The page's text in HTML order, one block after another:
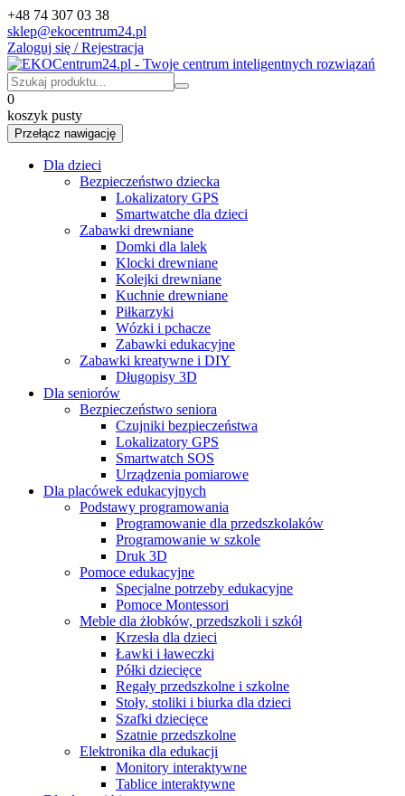
+48 74 307 03 38
sklep@ekocentrum24.pl
Zaloguj się / Rejestracja
0
koszyk pusty
Przełącz nawigację
Dla dzieci
Bezpieczeństwo dziecka
Lokalizatory GPS
Smartwatche dla dzieci
Zabawki drewniane
Domki dla lalek
Klocki drewniane
Kolejki drewniane
Kuchnie drewniane
Piłkarzyki
Wózki i pchacze
Zabawki edukacyjne
Zabawki kreatywne i DIY
Długopisy 3D
Dla seniorów
Bezpieczeństwo seniora
Czujniki bezpieczeństwa
Lokalizatory GPS
Smartwatch SOS
Urządzenia pomiarowe
Dla placówek edukacyjnych
Podstawy programowania
Programowanie dla przedszkolaków
Programowanie w szkole
Druk 3D
Pomoce edukacyjne
Specjalne potrzeby edukacyjne
Pomoce Montessori
Meble dla żłobków, przedszkoli i szkół
Krzesła dla dzieci
Ławki i ławeczki
Półki dziecięce
Regały przedszkolne i szkolne
Stoły, stoliki i biurka dla dzieci
Szafki dziecięce
Szatnie przedszkolne
Elektronika dla edukacji
Monitory interaktywne
Tablice interaktywne